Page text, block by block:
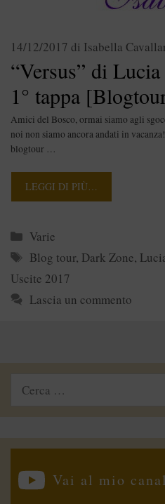
“Versus” di
1° tappa
14/12/2017 di Isabella
Amici del Bosco, ormai siamo agli
noi non siamo ancora andati in
blogtour …
LEGGI DI PIÙ…
Categorie
Varie
Tag
Blog tour, Dark Zone,
Uscite 2017
Lascia un commento
Ricerca
Vai al mio